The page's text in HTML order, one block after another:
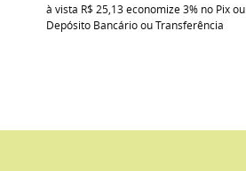
à vista R$ 25,13economize3% no Pix ou
Depósito Bancário ou Transferência